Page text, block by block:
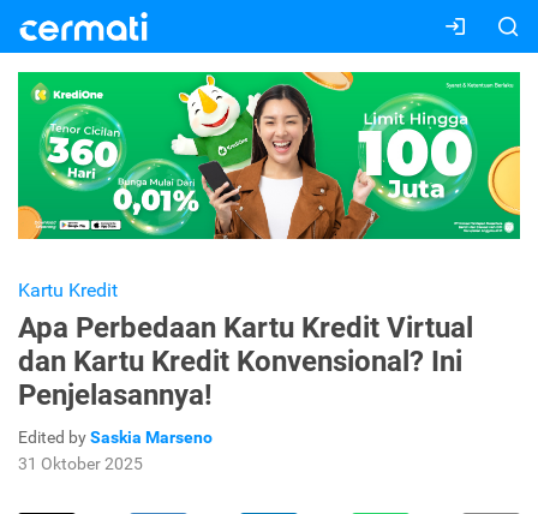
Kartu Kredit
Apa Perbedaan Kartu Kredit Virtual
dan Kartu Kredit Konvensional? Ini
Penjelasannya!
Edited bySaskia Marseno
31 Oktober 2025